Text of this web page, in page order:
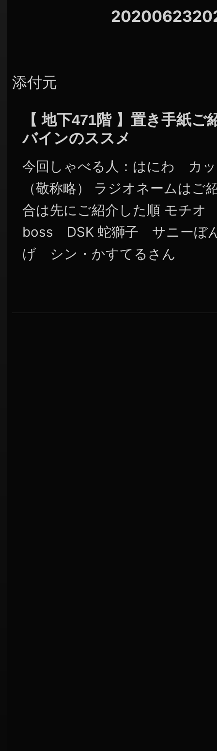
添付元
【 地下471階 】置き手紙
バインのススメ
今回しゃべる人：はにわ カ
（敬称略） ラジオネームはご
合は先にご紹介した順 モ
boss DSK 蛇獅子 サニー
げ シン・かすてるさん